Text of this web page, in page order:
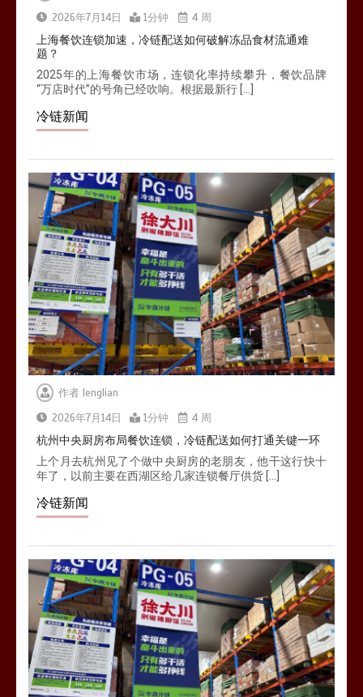
2026年7月14日
1分钟 4 周
上海餐饮连锁加速，冷链配送如何破解冻品食材流通难
题？
2025年的上海餐饮市场，连锁化率持续攀升，餐饮品牌
“万店时代”的号角已经吹响。根据最新行 […]
冷链新闻
作者 lenglian
2026年7月14日
1分钟 4 周
杭州中央厨房布局餐饮连锁，冷链配送如何打通关键一环
上个月去杭州见了个做中央厨房的老朋友，他干这行快十
年了，以前主要在西湖区给几家连锁餐厅供货 […]
冷链新闻